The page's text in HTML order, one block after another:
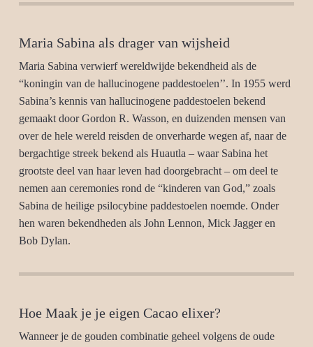
Maria Sabina als drager van wijsheid
Maria Sabina verwierf wereldwijde bekendheid als de
“koningin van de hallucinogene paddestoelen’’. In 1955 werd
Sabina’s kennis van hallucinogene paddestoelen bekend
gemaakt door Gordon R. Wasson, en duizenden mensen van
over de hele wereld reisden de onverharde wegen af, naar de
bergachtige streek bekend als Huautla – waar Sabina het
grootste deel van haar leven had doorgebracht – om deel te
nemen aan ceremonies rond de “kinderen van God,” zoals
Sabina de heilige psilocybine paddestoelen noemde. Onder
hen waren bekendheden als John Lennon, Mick Jagger en
Bob Dylan.
Hoe Maak je je eigen Cacao elixer?
Wanneer je de gouden combinatie geheel volgens de oude